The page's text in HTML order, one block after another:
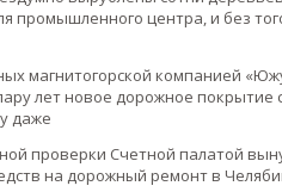
промышленного центра, и без
магнитогорской компанией
лет новое дорожное покрытие
даже
проверки Счетной палатой
на дорожный ремонт в